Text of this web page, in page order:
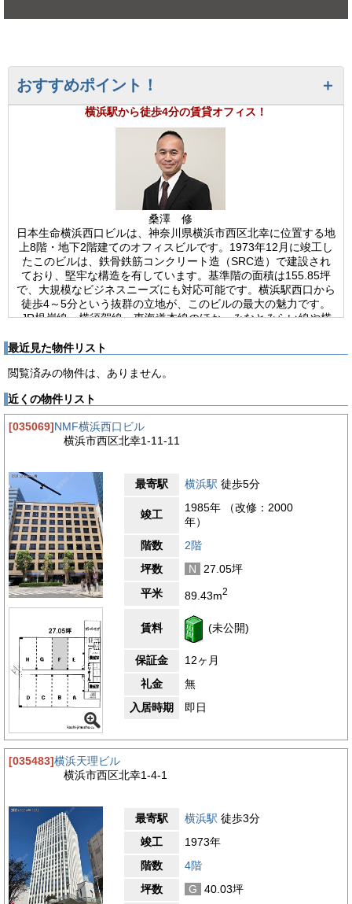
おすすめポイント！
横浜駅から徒歩4分の賃貸オフィス！
桑澤 修
日本生命横浜西口ビルは、神奈川県横浜市西区北幸に位置する地
上8階・地下2階建てのオフィスビルです。1973年12月に竣工し
たこのビルは、鉄骨鉄筋コンクリート造（SRC造）で建設され
ており、堅牢な構造を有しています。基準階の面積は155.85坪
で、大規模なビジネスニーズにも対応可能です。横浜駅西口から
徒歩4～5分という抜群の立地が、このビルの最大の魅力です。
JR根岸線、横須賀線、東海道本線のほか、みなとみらい線や横
め、通勤の利便性はもちろん、取引先とのアクセスや来客対応に
効率を大幅に向上させる要素となります。設備面も充実してお
可能です。敷地内には28台分の駐車場があります。また、光回
線が導入されているため、高速インターネット環境を活用した業
務が快適に行えます。セキュリティには機械式システムが採用さ
れ、安全性が確保されています。24時間利用可能で、フレキシ
り、OAフロア仕様が採用されているため、配線やレイアウトの
変更が容易に行えます。空調はセントラル方式で快適な温度管理
が可能です。天井高は2,780mmと広々としており、開放感のあ
る快適な空間です。トイレは室外に設置され、男女別に分かれて
いるため、プライバシーと利便性の両立が図られています。
日本生命横浜西口ビルが位置する横浜市西区北幸エリアは、横浜
駅西口の中心に位置し、周辺には多くの商業施設や飲食店が集ま
っています。徒歩圏内には、横浜高島屋、ジョイナス、横浜モア
ーズなどの大型商業施設があり、ショッピングやランチ、アフタ
ーファイブの食事など、ビジネスライフを豊かにする選択肢が数
多く揃っています。これらの施設は、取引先との会食や接待にも
利用可能で、ビジネスシーンを幅広くサポートします。また、エ
リア内にはさまざまな飲食店が点在し、気軽に利用できるカフェ
や定食屋から高級レストランまで、多彩な選択肢があります。ビ
ジネスランチや会議後の食事、業務終了後のリフレッシュに最適
な環境が整っています。生活利便施設も充実しており、銀行、郵
便局、ドラッグストア、クリニックなどが至近距離に位置してい
ます。これらの施設は、日常業務に必要な手続きやサービスをス
ムーズに利用できるため、業務効率の向上に寄与します。さら
に、横浜駅周辺には複数のビジネスホテルがあり、出張者や遠方
からの来客にも対応しやすい環境が整っています。少し足を延ば
アクセスが良く、社員のリフレッシュや来客時の観光案内にも最
適です。これらのエリアは、仕事とプライベートを両立させる場
として活用できます。北幸エリアは、交通の利便性、商業施設の
充実、生活利便性の高さが調和した、横浜の中でも特に優れたエ
リアです。日本生命横浜西口ビルの周辺は、働きやすさだけでな
く、ビジネスの可能性を広げる要素が揃っており、企業活動を支
える理想的なロケーションといえるでしょう。
最近見た物件リスト
閲覧済みの物件は、ありません。
近くの物件リスト
[035069]NMF横浜西口ビル
横浜市西区北幸1-11-11
最寄駅 横浜駅 徒歩5分
竣工
1985年 （改修：2000
年）
階数
2階
坪数
N
27.05坪
平米
89.43m2
賃料 (未公開)
保証金
12ヶ月
礼金
無
入居時期
即日
[035483]横浜天理ビル
横浜市西区北幸1-4-1
最寄駅 横浜駅 徒歩3分
竣工
1973年
階数
4階
坪数
G
40.03坪